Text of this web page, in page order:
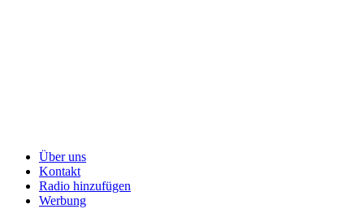
Über uns
Kontakt
Radio hinzufügen
Werbung